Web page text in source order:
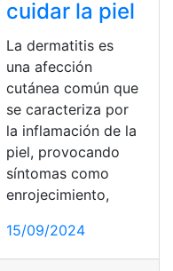
cuidar la piel
La dermatitis es
una afección
cutánea común que
se caracteriza por
la inflamación de la
piel, provocando
síntomas como
enrojecimiento,
15/09/2024